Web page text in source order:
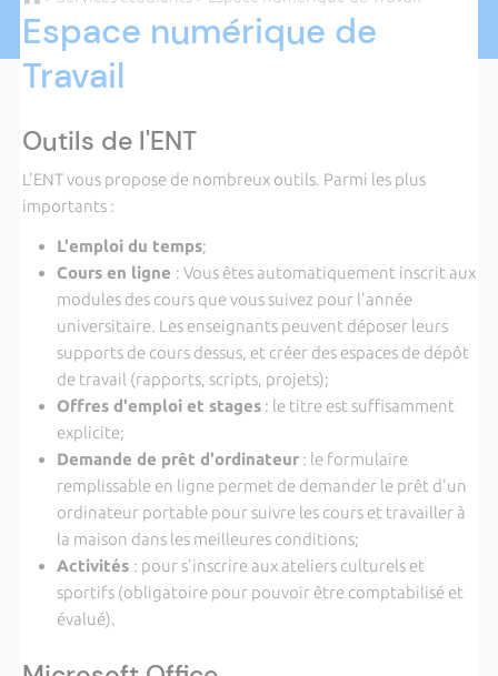
Espace numérique de
Travail
Outils de l'ENT
L'ENT vous propose de nombreux outils. Parmi les plus
importants :
L'emploi du temps;
Cours en ligne : Vous êtes automatiquement inscrit aux
modules des cours que vous suivez pour l'année
universitaire. Les enseignants peuvent déposer leurs
supports de cours dessus, et créer des espaces de dépôt
de travail (rapports, scripts, projets);
Offres d'emploi et stages: le titre est suffisamment
explicite;
Demande de prêt d'ordinateur: le formulaire
remplissable en ligne permet de demander le prêt d'un
ordinateur portable pour suivre les cours et travailler à
la maison dans les meilleures conditions;
Activités : pour s'inscrire aux ateliers culturels et
sportifs (obligatoire pour pouvoir être comptabilisé et
évalué).